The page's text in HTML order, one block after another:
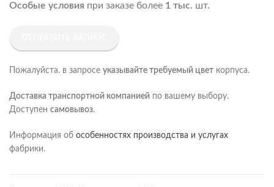
Особые условия при заказе более 1 тыс. шт.
Пожалуйста. в запросе указывайте требуемый цвет корпуса.
Доставка транспортной компанией по вашему выбору.
Доступен самовывоз.
Информация об особенностях производства и услугах
фабрики.